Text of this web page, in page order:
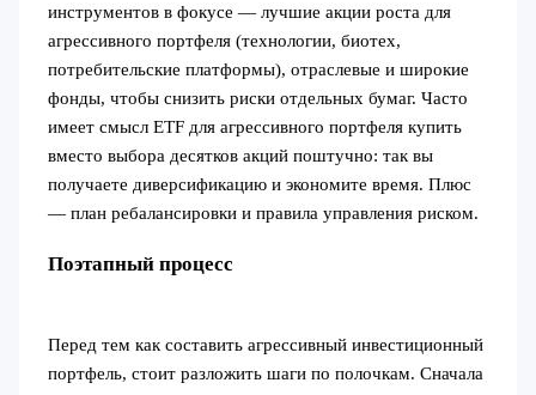
инструментов в фокусе — лучшие акции роста для
агрессивного портфеля (технологии, биотех,
потребительские платформы), отраслевые и широкие
фонды, чтобы снизить риски отдельных бумаг. Часто
имеет смысл ETF для агрессивного портфеля купить
вместо выбора десятков акций поштучно: так вы
получаете диверсификацию и экономите время. Плюс
— план ребалансировки и правила управления риском.
Поэтапный процесс
Перед тем как составить агрессивный инвестиционный
портфель, стоит разложить шаги по полочкам. Сначала